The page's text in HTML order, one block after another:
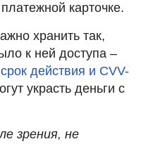
карточке.
хранить так,
к ней доступа –
действия и CVV-
украсть деньги с
зрения, не